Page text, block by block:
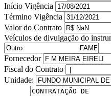
Início Vigência
Término Vigência
Valor do Contrato
Veículos de divulgação do
Fornecedor
Fiscal do Contrato
Unidade: